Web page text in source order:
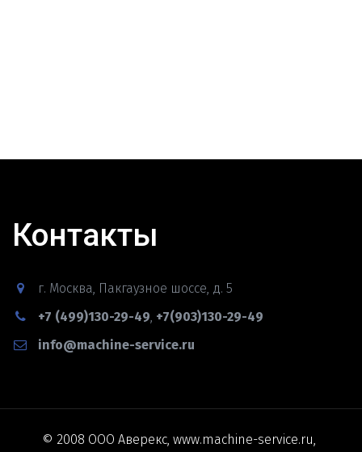
Контакты
г. Москва, Пакгаузное шоссе, д. 5
+7 (499)130-29-49, +7(903)130-29-49
info@machine-service.ru
© 2008 ООО Аверекс, www.machine-service.ru,